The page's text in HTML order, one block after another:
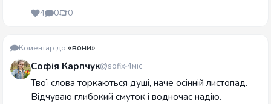
4 0 0
Коментар до:«вони»
Софія Карпчук@sofix 4міс
Твої слова торкаються душі, наче осінній листопад.
Відчуваю глибокий смуток і водночас надію.